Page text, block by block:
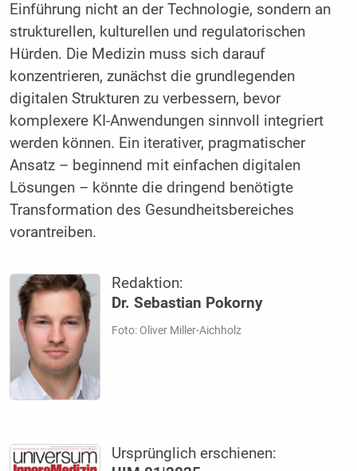
Einführung nicht an der Technologie, sondern an
strukturellen, kulturellen und regulatorischen
Hürden. Die Medizin muss sich darauf
konzentrieren, zunächst die grundlegenden
digitalen Strukturen zu verbessern, bevor
komplexere KI-Anwendungen sinnvoll integriert
werden können. Ein iterativer, pragmatischer
Ansatz – beginnend mit einfachen digitalen
Lösungen – könnte die dringend benötigte
Transformation des Gesundheitsbereiches
vorantreiben.
Redaktion:
Dr. Sebastian Pokorny
Foto: Oliver Miller-Aichholz
Ursprünglich erschienen: